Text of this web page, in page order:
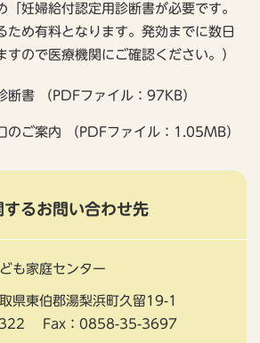
妊婦給付認定用診断書が必要です。
ため有料となります。発効までに数日
すので医療機関にご確認ください。）
断書 （PDFファイル：97KB）
のご案内 （PDFファイル：1.05MB）
するお問い合わせ先
も家庭センター
県東伯郡湯梨浜町久留19-1
Fax：0858-35-3697